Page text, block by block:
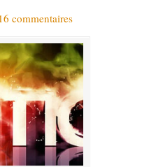
16 commentaires